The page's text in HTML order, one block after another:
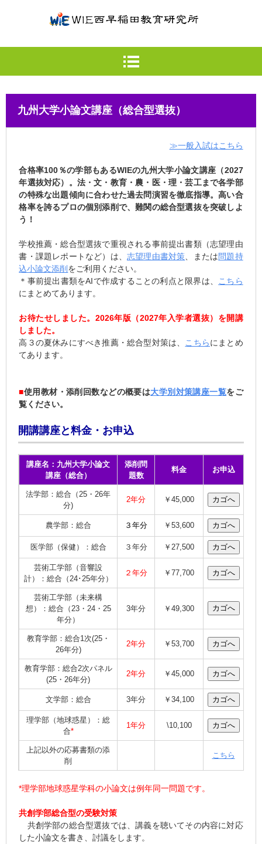
九州大学小論文講座（総合型選抜）
≫一般入試はこちら
合格率100％の学部もあるWIEの九州大学小論文講座（2027
年選抜対応）。法・文・教育・農・医・理・芸工まで各学部
の特殊な出題傾向に合わせた過去問演習を徹底指導。高い合
格率を誇るプロの個別添削で、難関の総合型選抜を突破しよ
う！
学校推薦・総合型選抜で重視される事前提出書類（志望理由
書・課題レポートなど）は、 志望理由書対策 、または問題持
込小論文添削 をご利用ください。
＊事前提出書類をAIで作成することの利点と限界は、
こちら
にまとめてあります。
お待たせしました。2026年版（2027年入学者選抜）を開講
しました。
高３の夏休みにすべき推薦・総合型対策は、 こちらにまとめ
てあります。
■使用教材・添削回数などの概要は大学別対策講座一覧をご
覧ください。
開講講座と料金・お申込
講座名：九州大学小論文
講座（総合）
添削問
題数
料金 お申込
法学部：総合（25・26年
分)
2年分 ￥45,000
農学部：総合 ３年分 ￥53,600
医学部（保健）：総合 ３年分 ￥27,500
芸術工学部（音響設
計）：総合（24･25年分）
２年分 ￥77,700
芸術工学部（未来構
想）：総合（23・24・25
年分）
3年分 ￥49,300
教育学部：総合1次(25・
26年分)
2年分 ￥53,700
教育学部：総合2次パネル
(25・26年分)
2年分 ￥45,000
文学部：総合 3年分 ￥34,100
理学部（地球惑星）：総
合*
1年分 \10,100
上記以外の応募書類の添
削
こちら
*理学部地球惑星学科の小論文は例年同一問題です。
共創学部総合型の受験対策
共創学部の総合型選抜では、講義を聴いてその内容に対応
した小論文を書き、討議をします。